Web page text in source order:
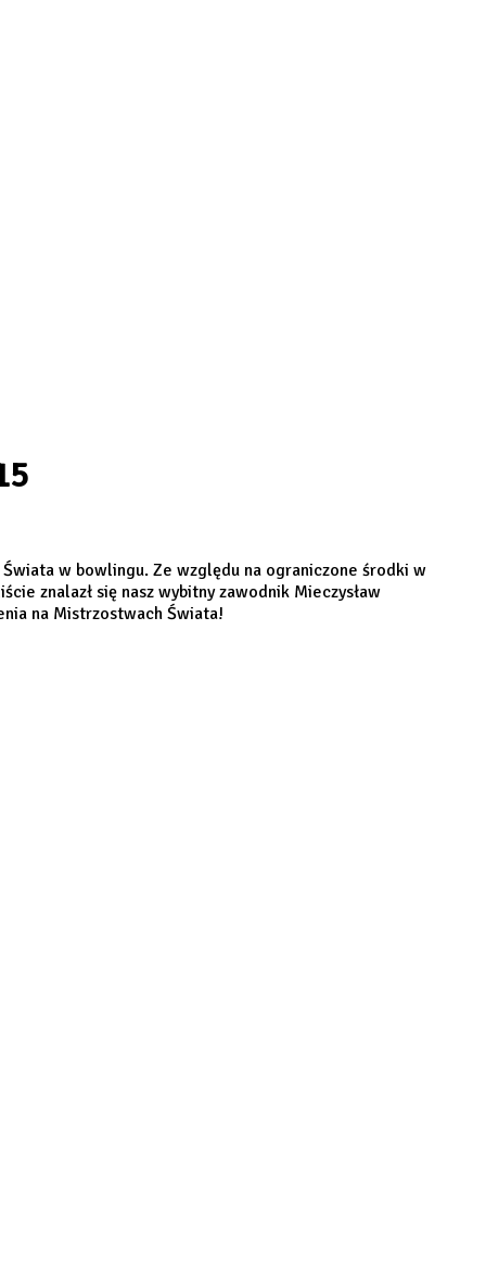
w bowlingu. Ze względu na ograniczone środki w
znalazł się nasz wybitny zawodnik Mieczysław
na Mistrzostwach Świata!